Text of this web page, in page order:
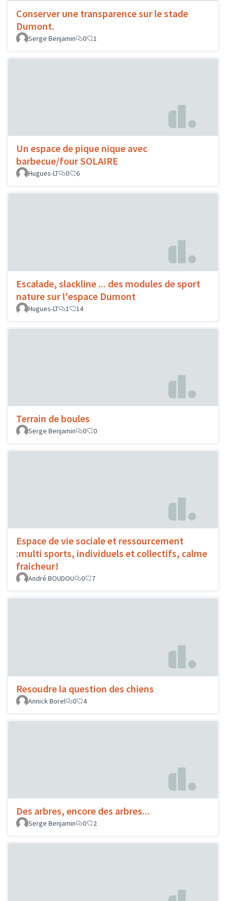
Conserver une transparence sur le stade
Dumont.
Serge Benjamin 0 1
Un espace de pique nique avec
barbecue/four SOLAIRE
Hugues-LT 0 6
Escalade, slackline ... des modules de sport
nature sur l'espace Dumont
Hugues-LT 1 14
Terrain de boules
Serge Benjamin 0 0
Espace de vie sociale et ressourcement
:multi sports, individuels et collectifs, calme
fraicheur!
André BOUDOU 0 7
Resoudre la question des chiens
Annick Borel 0 4
Des arbres, encore des arbres...
Serge Benjamin 0 2